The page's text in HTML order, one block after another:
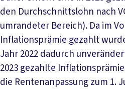
den Durchschnittslohn nach
umrandeter Bereich). Da im
Inflationsprämie gezahlt
Jahr 2022 dadurch
2023 gezahlte
die Rentenanpassung zum 1.